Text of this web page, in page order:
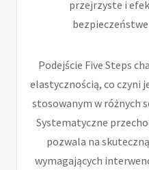
przejrzyste i
Podejście Five Steps
elastycznością, co czyni
stosowanym w różnych
Systematyczne
pozwala na
wymagających